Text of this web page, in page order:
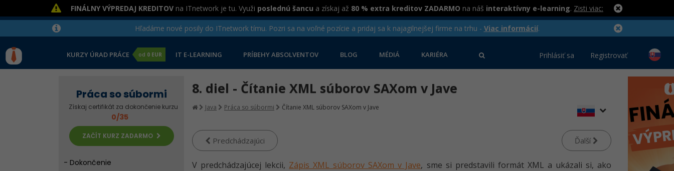
FINÁLNY VÝPREDAJ KREDITOV na ITnetwork je tu. Využi poslednú šancu a získaj až 80 % extra kreditov ZADARMO na náš interaktívny e-learning. Zisti viac:
Hľadáme nové posily do ITnetwork tímu. Pozri sa na voľné pozície a pridaj sa k najagilnejšej firme na trhu - Viac informácií.
KURZY ÚRAD PRÁCE od 0 EUR IT E-LEARNING PRÍBEHY ABSOLVENTOV BLOG MÉDIÁ KARIÉRA Prihlásiť sa Registrovať
Práca so súbormi
Získaj certifikát za dokončenie kurzu
0/35
ZAČÍT KURZ ZADARMO
Úvod do práce so súbormi v
Jave
Jave
Kvíz - Základy práce so súbormi
a výnimkami v Jave
Uloženie objektov do CSV v Jave
- Dokončenie
8. diel - Čítanie XML súborov SAXom v Jave
Java Práca so súbormi Čítanie XML súborov SAXom v Jave
Predchádzajúci Ďalší
V predchádzajúcej lekcii, Zápis XML súborov SAXom v Jave, sme si predstavili formát XML a ukázali si, ako